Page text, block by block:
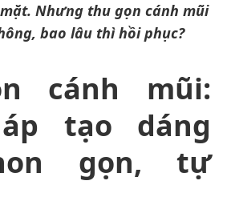
Nhưng thu gọn cánh mũi
bao lâu thì hồi phục?
cánh mũi:
tạo dáng
gọn, tự